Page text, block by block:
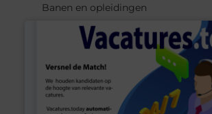
Banen en opleidingen